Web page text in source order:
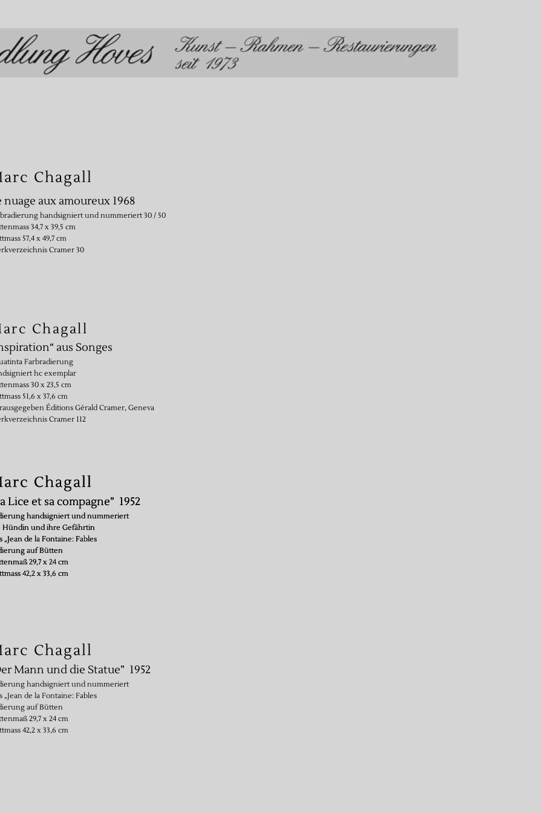
Chagall
nuage aux amoureux 1968
handsigniert und nummeriert 30 / 50
34,7 x 39,5 cm
57,4 x 49,7 cm
Cramer 30
Chagall
Lice et sa compagne” 1952
handsigniert und nummeriert
Hündin und ihre Gefährtin
„Jean de la Fontaine: Fables
auf Bütten
29,7 x 24 cm
42,2 x 33,6 cm
Chagall
Mann und die Statue” 1952
handsigniert und nummeriert
„Jean de la Fontaine: Fables
auf Bütten
29,7 x 24 cm
42,2 x 33,6 cm
Chagall
aus Songes
Farbradierung
hc exemplar
30 x 23,5 cm
51,6 x 37,6 cm
Éditions Gérald Cramer, Geneva
Cramer 112
Chagall
Lice et sa compagne” 1952
handsigniert und nummeriert
Hündin und ihre Gefährtin
„Jean de la Fontaine: Fables
auf Bütten
29,7 x 24 cm
42,2 x 33,6 cm